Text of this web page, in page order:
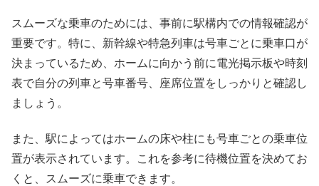
スムーズな乗車のためには、事前に駅構内での情報確認が
重要です。特に、新幹線や特急列車は号車ごとに乗車口が
決まっているため、ホームに向かう前に電光掲示板や時刻
表で自分の列車と号車番号、座席位置をしっかりと確認し
ましょう。
また、駅によってはホームの床や柱にも号車ごとの乗車位
置が表示されています。これを参考に待機位置を決めてお
くと、スムーズに乗車できます。